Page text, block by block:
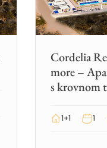
Cordelia
more –
s krovnom
1+1 1